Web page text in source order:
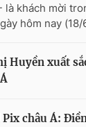
là khách mời
hôm nay (18/
Huyền xuất
Pix châu Á: